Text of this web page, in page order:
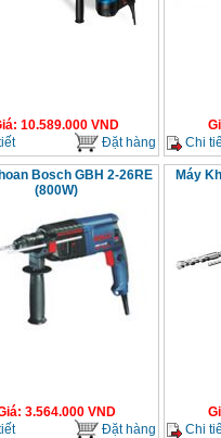
: 10.589.000 VND
Đặt hàng
Chi
Bosch GBH 2-26RE
(800W)
: 3.564.000VND
Đặt hàng
Máy
Chi